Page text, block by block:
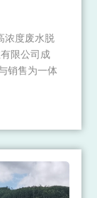
浓度废水脱
限公司成
销售为一体
系统门
业单项冠军
可实验
物质量金杯